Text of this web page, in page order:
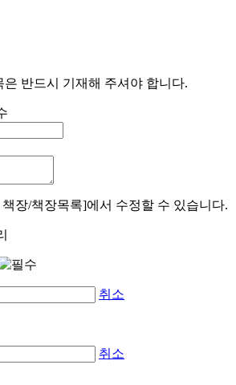
은 반드시 기재해 주셔야 합니다.
장/책장목록]에서 수정할 수 있습니다.
취소
취소